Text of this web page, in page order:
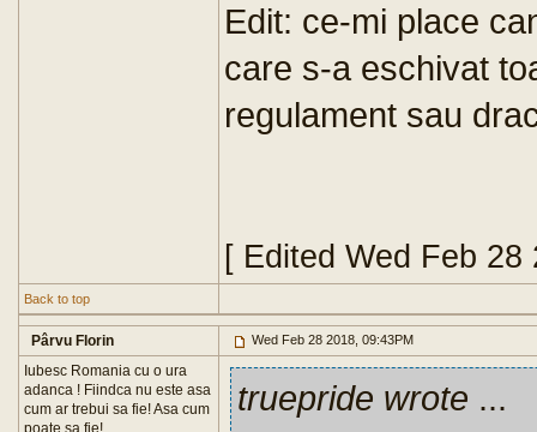
Edit: ce-mi place
care s-a eschivat
regulament sau
[ Edited Wed Feb 28
Back to top
Pârvu Florin Wed Feb 28 2018, 09:43PM
Iubesc Romania cu o ura
adanca ! Fiindca nu este asa
cum ar trebui sa fie! Asa cum
poate sa fie!
truepride wrote ...